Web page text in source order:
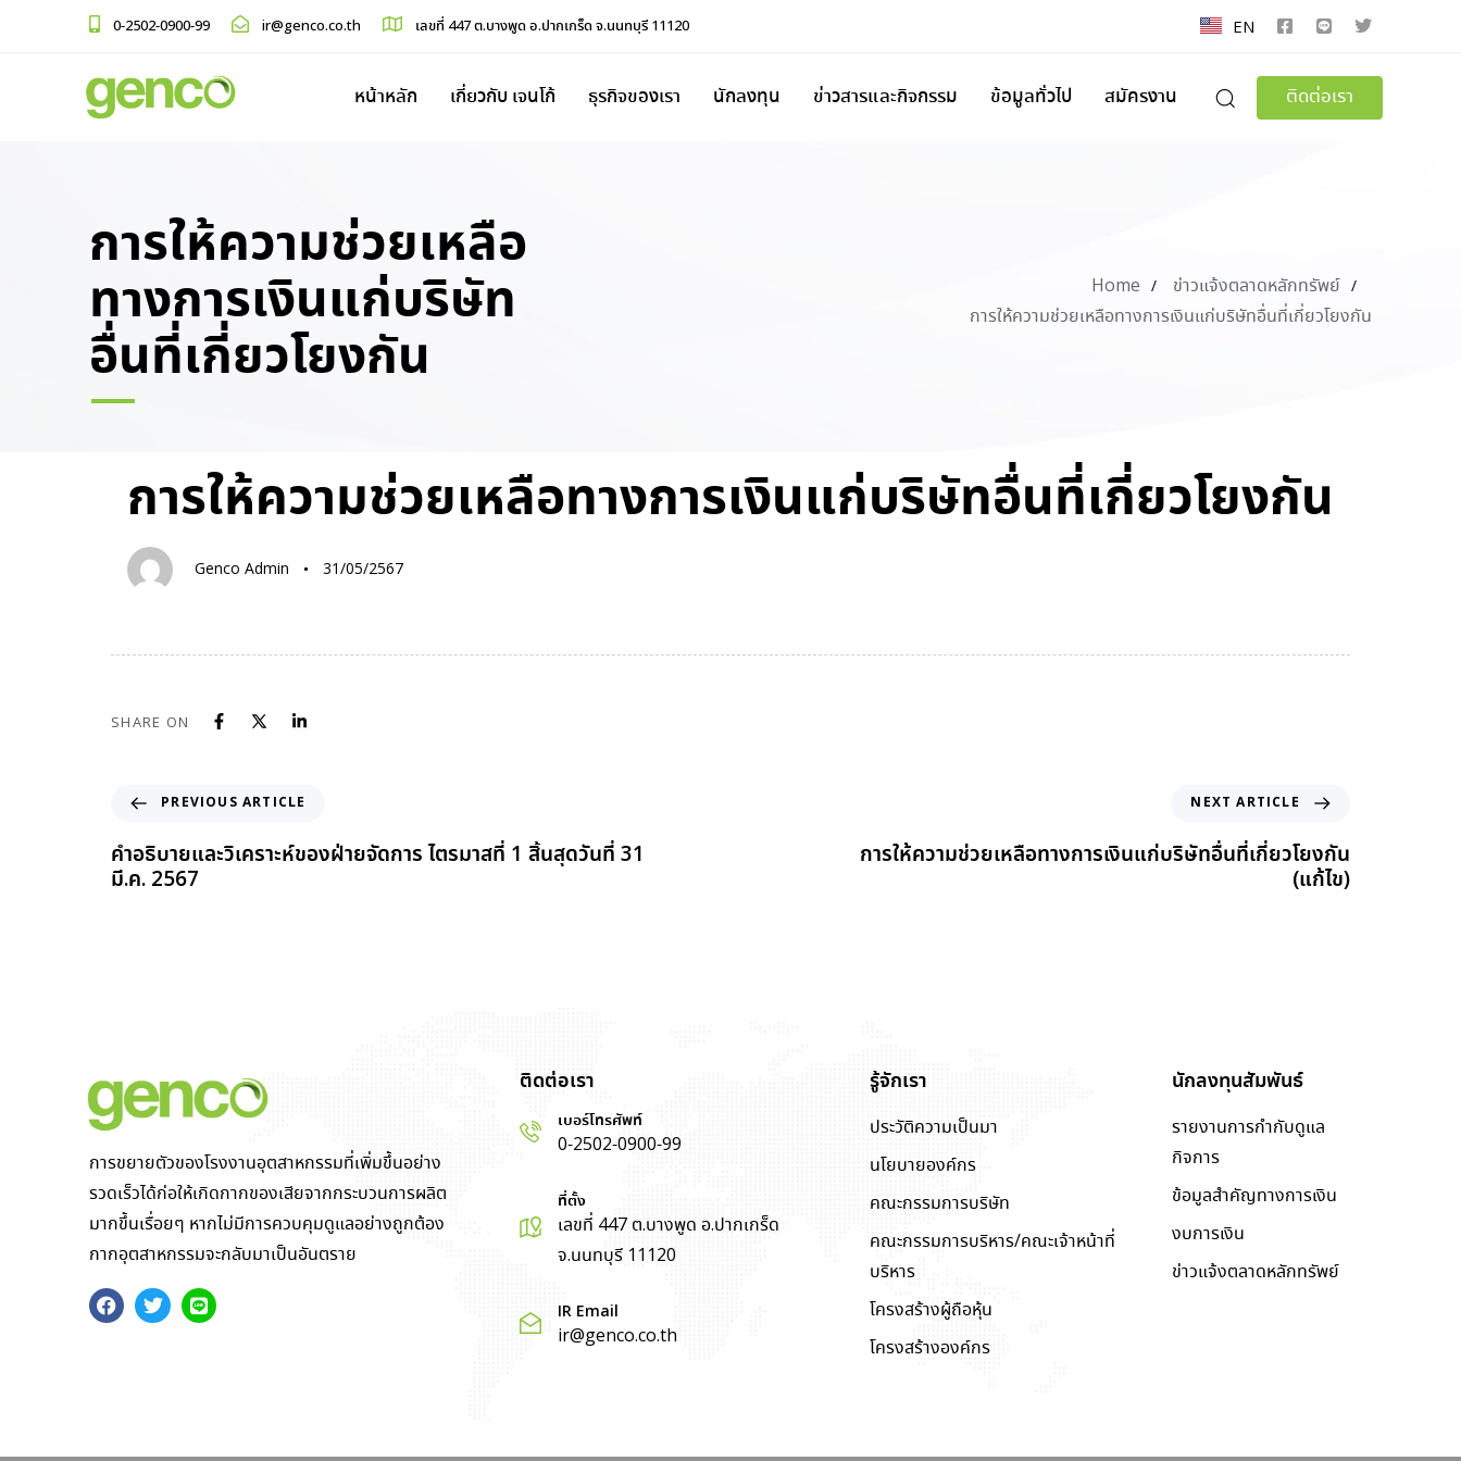
0-2502-0900-99 ir@genco.co.th เลขที่ 447 ต.บางพูด อ.ปากเกร็ด จ.นนทบุรี 11120 EN
หน้าหลัก เกี่ยวกับ เจนโก้ ธุรกิจของเรา นักลงทุน ข่าวสารและกิจกรรม ข้อมูลทั่วไป สมัครงาน ติดต่อเรา
การให้ความช่วยเหลือ
ทางการเงินแก่บริษัท
อื่นที่เกี่ยวโยงกัน
Home
ข่าวแจ้งตลาดหลักทรัพย์
การให้ความช่วยเหลือทางการเงินแก่บริษัทอื่นที่เกี่ยวโยงกัน
PUBLISHED
IN:
การให้ความช่วยเหลือทางการเงินแก่บริษัทอื่นที่เกี่ยวโยงกัน
Genco Admin
on:
31/05/2567
SHARE ON
PREVIOUS ARTICLE
คำอธิบายและวิเคราะห์ของฝ่ายจัดการ ไตรมาสที่ 1 สิ้นสุดวันที่ 31
มี.ค. 2567
NEXT ARTICLE
การให้ความช่วยเหลือทางการเงินแก่บริษัทอื่นที่เกี่ยวโยงกัน
(แก้ไข)
การขยายตัวของโรงงานอุตสาหกรรมที่เพิ่มขึ้นอย่าง
รวดเร็วได้ก่อให้เกิดกากของเสียจากกระบวนการผลิต
มากขึ้นเรื่อยๆ หากไม่มีการควบคุมดูแลอย่างถูกต้อง
กากอุตสาหกรรมจะกลับมาเป็นอันตราย
ติดต่อเรา
เบอร์โทรศัพท์
0-2502-0900-99
ที่ตั้ง
เลขที่ 447 ต.บางพูด อ.ปากเกร็ด
จ.นนทบุรี 11120
IR Email
ir@genco.co.th
รู้จักเรา
ประวัติความเป็นมา
นโยบายองค์กร
คณะกรรมการบริษัท
คณะกรรมการบริหาร/คณะเจ้าหน้าที่
บริหาร
โครงสร้างผู้ถือหุ้น
โครงสร้างองค์กร
นักลงทุนสัมพันธ์
รายงานการกำกับดูแล
กิจการ
ข้อมูลสำคัญทางการเงิน
งบการเงิน
ข่าวแจ้งตลาดหลักทรัพย์